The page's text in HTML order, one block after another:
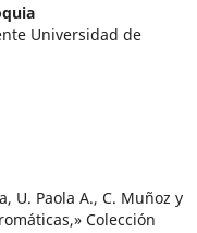
Universidad de
U. Paola A., C. Muñoz y
Colección